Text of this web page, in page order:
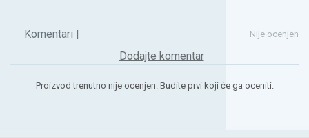
Nije ocenjen
Komentari |
Dodajte komentar
Proizvod trenutno nije ocenjen. Budite prvi koji će ga oceniti.